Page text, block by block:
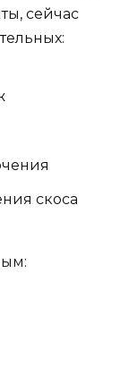
сейчас
скоса